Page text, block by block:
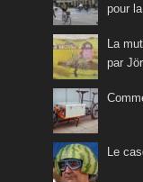
pour
La
par
Le